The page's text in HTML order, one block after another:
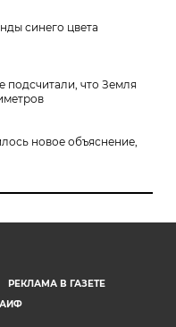
синего цвета
что Земля
новое объяснение,
РЕКЛАМА В ГАЗЕТЕ